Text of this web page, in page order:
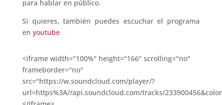
para hablar en público.
Si quieres, también puedes escuchar el programa
en youtube
<iframe width="100%" height="166" scrolling="no"
frameborder="no"
src="https://w.soundcloud.com/player/?
url=https%3A//api.soundcloud.com/tracks/